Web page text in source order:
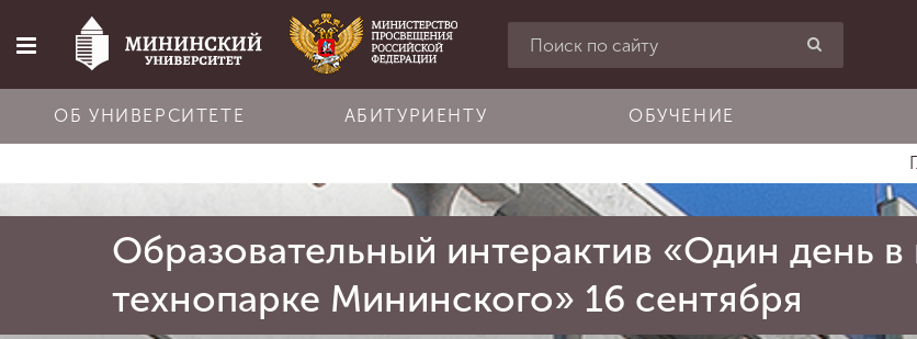
Главная
Об университете
ОБ УНИВЕРСИТЕТЕ АБИТУРИЕНТУ ОБУЧЕНИЕ
Образовательный интерактив «Один день в
технопарке Мининского» 16 сентября